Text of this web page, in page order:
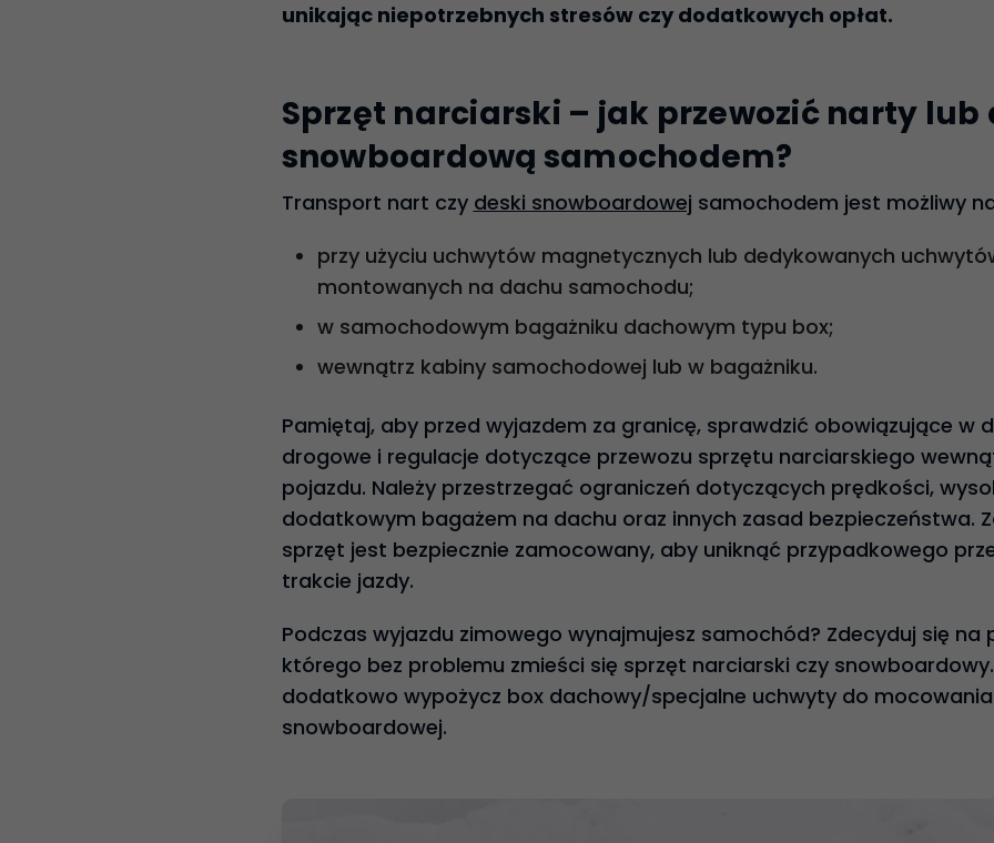
unikając niepotrzebnych stresów czy dodatkowych opłat.
Sprzęt narciarski – jak przewozić narty lub
snowboardową samochodem?
Transport nart czy deski snowboardowej samochodem jest możliwy
przy użyciu uchwytów magnetycznych lub dedykowanych
montowanych na dachu samochodu;
w samochodowym bagażniku dachowym typu box;
wewnątrz kabiny samochodowej lub w bagażniku.
Pamiętaj, aby przed wyjazdem za granicę, sprawdzić obowiązujące w
drogowe i regulacje dotyczące przewozu sprzętu narciarskiego
pojazdu. Należy przestrzegać ograniczeń dotyczących prędkości,
dodatkowym bagażem na dachu oraz innych zasad bezpieczeństwa.
sprzęt jest bezpiecznie zamocowany, aby uniknąć przypadkowego
trakcie jazdy.
Podczas wyjazdu zimowego wynajmujesz samochód? Zdecyduj się na
którego bez problemu zmieści się sprzęt narciarski czy
dodatkowo wypożycz box dachowy/specjalne uchwyty do
snowboardowej.